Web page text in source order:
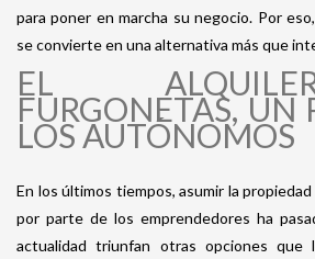
para poner en marcha su negocio. Por
se convierte en una alternativa más que
EL
FURGONETAS, UN
LOS AUTÓNOMOS
En los últimos tiempos, asumir la
por parte de los emprendedores ha
actualidad triunfan otras opciones que